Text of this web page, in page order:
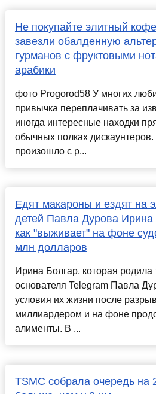
Не покупайте элитный
завезли обалденную
гурманов с фруктовыми
арабики
фото Progorod58 У многих
привычка переплачивать за
иногда интересные находки
обычных полках
произошло с р...
Едят макароны и ездят на
детей Павла Дурова Ирина
как "выживает" на фоне
млн долларов
Ирина Болгар, которая родила
основателя Telegram Павла
условия их жизни после
миллиардером и на фоне
алименты. В ...
TSMC собрала очередь на